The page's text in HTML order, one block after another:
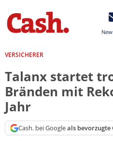
VERSICHERER
Talanx startet
Bränden mit
Jahr
Cash. bei Googleals